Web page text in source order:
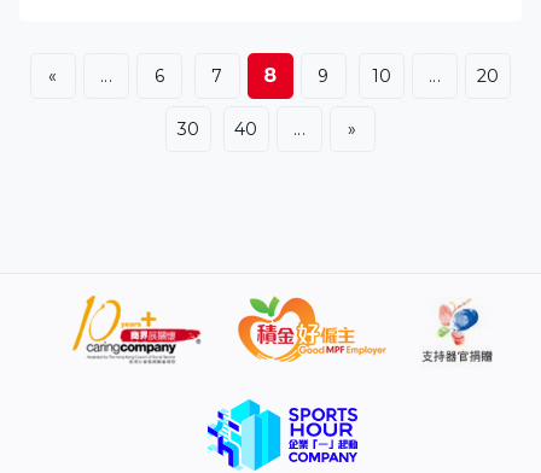
女士說以平常心面對蘇拉來襲，「沒甚麼預不預防，如果
認為水漲就撤離。現在把東西墊高，沒甚麼可做，收拾東
西，認為水漲就找地方走。」 渠務署在橫水渡搭建擋水板
貨物被水浸壞，多次受波及的海味舖說影響比預期小。崔
先生：「損失數天生意，完全沒生意做。這條街以前最危
險，自從有了水壩，最安全就是永安街、太平街。十多年
期般嚴重，大家也要遠離岸邊。
« ... 6 7 8 9 10 ... 20
30 40 ... »